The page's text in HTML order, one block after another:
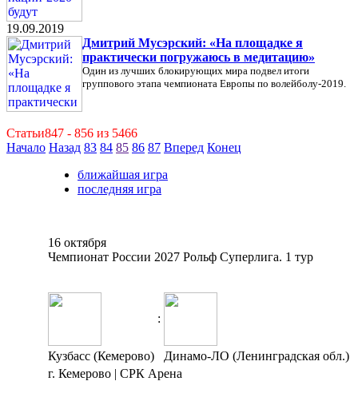
19.09.2019
Дмитрий Мусэрский: «На площадке я
практически погружаюсь в медитацию»
Один из лучших блокирующих мира подвел итоги
группового этапа чемпионата Европы по волейболу-2019.
Статьи847 - 856 из 5466
Начало Назад 83 84 85 86 87 Вперед Конец
ближайшая игра
последняя игра
16 октября
Чемпионат России 2027 Рольф Суперлига. 1 тур
:
Кузбасс (Кемерово)
Динамо-ЛО (Ленинградская обл.)
г. Кемерово | СРК Арена